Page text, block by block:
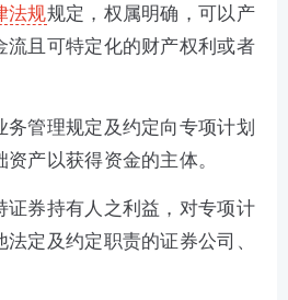
法规规定，权属明确，可以产
流且可特定化的财产权利或者
务管理规定及约定向专项计划
产以获得资金的主体。
证券持有人之利益，对专项计
定及约定职责的证券公司、